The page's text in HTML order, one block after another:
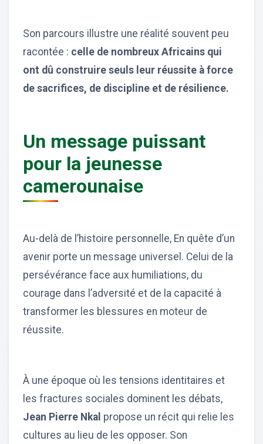
Son parcours illustre une réalité souvent peu
racontée : celle de nombreux Africains qui
ont dû construire seuls leur réussite à force
de sacrifices, de discipline et de résilience.
Un message puissant
pour la jeunesse
camerounaise
Au-delà de l’histoire personnelle, En quête d’un
avenir porte un message universel. Celui de la
persévérance face aux humiliations, du
courage dans l’adversité et de la capacité à
transformer les blessures en moteur de
réussite.
À une époque où les tensions identitaires et
les fractures sociales dominent les débats,
Jean Pierre Nkal propose un récit qui relie les
cultures au lieu de les opposer. Son